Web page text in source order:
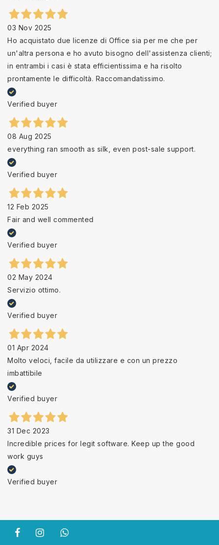
03 Nov 2025
Ho acquistato due licenze di Office sia per me che per
un'altra persona e ho avuto bisogno dell'assistenza clienti;
in entrambi i casi è stata efficientissima e ha risolto
prontamente le difficoltà. Raccomandatissimo.
Verified buyer
08 Aug 2025
everything ran smooth as silk, even post-sale support.
Verified buyer
12 Feb 2025
Fair and well commented
Verified buyer
02 May 2024
Servizio ottimo.
Verified buyer
01 Apr 2024
Molto veloci, facile da utilizzare e con un prezzo
imbattibile
Verified buyer
31 Dec 2023
Incredible prices for legit software. Keep up the good
work guys
Verified buyer